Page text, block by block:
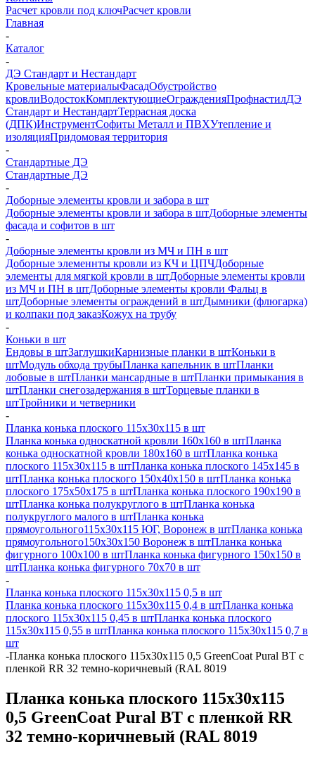
Расчет кровли под ключРасчет кровли
Главная
-
Каталог
-
ДЭ Стандарт и Нестандарт
Кровельные материалыФасадОбустройство
кровлиВодостокКомплектующиеОгражденияПрофнастилДЭ
Стандарт и НестандартТеррасная доска
(ДПК)ИнструментСофиты Металл и ПВХУтепление и
изоляцияПридомовая территория
-
Стандартные ДЭ
Стандартные ДЭ
-
Доборные элементы кровли и забора в шт
Доборные элементы кровли и забора в штДоборные элементы
фасада и софитов в шт
-
Доборные элементы кровли из МЧ и ПН в шт
Доборные элеменнты кровли из КЧ и ЦПЧДоборные
элементы для мягкой кровли в штДоборные элементы кровли
из МЧ и ПН в штДоборные элементы кровли Фальц в
штДоборные элементы ограждений в штДымники (флюгарка)
и колпаки под заказКожух на трубу
-
Коньки в шт
Ендовы в штЗаглушкиКарнизные планки в штКоньки в
штМодуль обхода трубыПланка капельник в штПланки
лобовые в штПланки мансардные в штПланки примыкания в
штПланки снегозадержания в штТорцевые планки в
штТройники и четверники
-
Планка конька плоского 115х30х115 в шт
Планка конька односкатной кровли 160х160 в штПланка
конька односкатной кровли 180х160 в штПланка конька
плоского 115х30х115 в штПланка конька плоского 145х145 в
штПланка конька плоского 150х40х150 в штПланка конька
плоского 175х50х175 в штПланка конька плоского 190х190 в
штПланка конька полукруглого в штПланка конька
полукруглого малого в штПланка конька
прямоугольного115х30х115 ЮГ, Воронеж в штПланка конька
прямоугольного150х30х150 Воронеж в штПланка конька
фигурного 100x100 в штПланка конька фигурного 150x150 в
штПланка конька фигурного 70x70 в шт
-
Планка конька плоского 115х30х115 0,5 в шт
Планка конька плоского 115х30х115 0,4 в штПланка конька
плоского 115х30х115 0,45 в штПланка конька плоского
115х30х115 0,55 в штПланка конька плоского 115х30х115 0,7 в
шт
-Планка конька плоского 115х30х115 0,5 GreenCoat Pural BT с
пленкой RR 32 темно-коричневый (RAL 8019
Планка конька плоского 115х30х115
0,5 GreenCoat Pural BT с пленкой RR
32 темно-коричневый (RAL 8019